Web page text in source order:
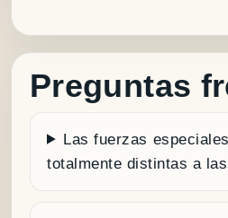
Preguntas
Las fuerzas
totalmente distintas a